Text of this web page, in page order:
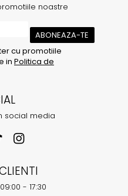
noastre
cu promotiile
in Politica de
social media
- 17:30